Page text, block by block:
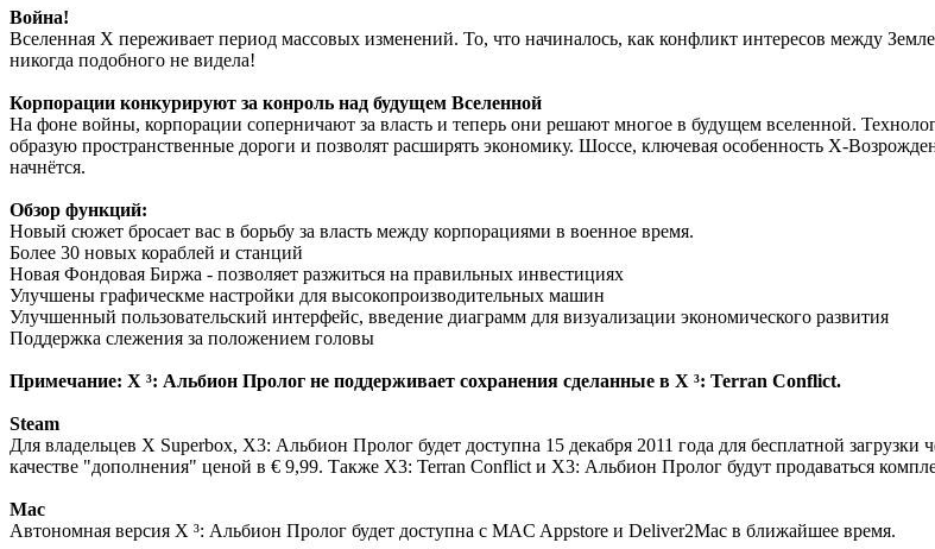
Война!
Вселенная X переживает период массовых изменений. То, что начиналось, как конфликт интересов между
никогда подобного не видела!
Корпорации конкурируют за конроль над будущем Вселенной
На фоне войны, корпорации соперничают за власть и теперь они решают многое в будущем вселенной.
образую пространственные дороги и позволят расширять экономику. Шоссе, ключевая особенность X-
начнётся.
Обзор функций:
Новый сюжет бросает вас в борьбу за власть между корпорациями в военное время.
Более 30 новых кораблей и станций
Новая Фондовая Биржа - позволяет разжиться на правильных инвестициях
Улучшены графическме настройки для высокопроизводительных машин
Улучшенный пользовательский интерфейс, введение диаграмм для визуализации экономического развития
Поддержка слежения за положением головы
Примечание: X ³: Альбион Пролог не поддерживает сохранения сделанные в X ³: Terran Conflict.
Steam
Для владельцев X Superbox, X3: Альбион Пролог будет доступна 15 декабря 2011 года для бесплатной загрузки
качестве "дополнения" ценой в € 9,99. Также X3: Terran Conflict и X3: Альбион Пролог будут продаваться
Mac
Автономная версия X ³: Альбион Пролог будет доступна с MAC Appstore и Deliver2Mac в ближайшее время.